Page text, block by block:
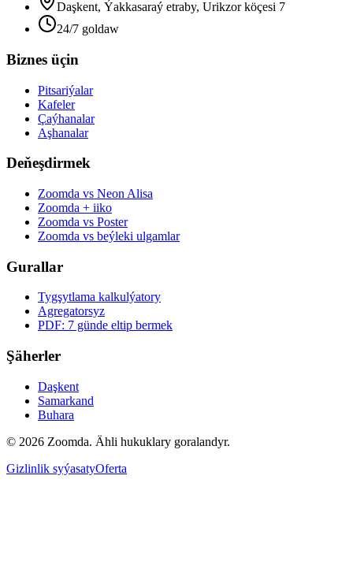
Daşkent, Ýakkasaraý etraby, Urikzor köçesi 7
24/7 goldaw
Biznes üçin
Pitsariýalar
Kafeler
Çaýhanalar
Aşhanalar
Deňeşdirmek
Zoomda vs Neon Alisa
Zoomda + iiko
Zoomda vs Poster
Zoomda vs beýleki ulgamlar
Gurallar
Tygşytlama kalkulýatory
Agregatorsyz
PDF: 7 günde eltip bermek
Şäherler
Daşkent
Samarkand
Buhara
© 2026 Zoomda. Ähli hukuklary goralandyr.
Gizlinlik syýasatyOferta